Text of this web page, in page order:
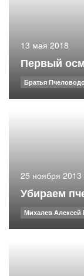
13 мая 2018
Первый
Братья
25 ноября 2013
Убираем
Михалев Алексей